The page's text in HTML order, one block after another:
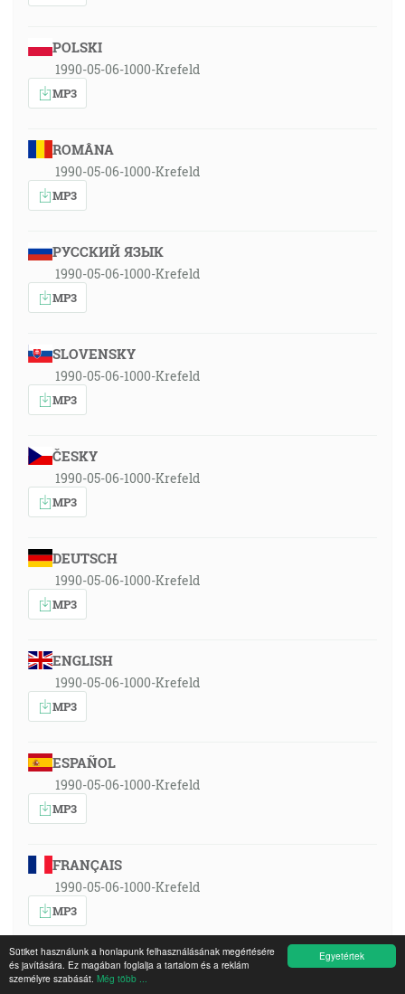
Egyetértek
Sütiket használunk a honlapunk felhasználásának megértésére
és javítására. Ez magában foglalja a tartalom és a reklám
személyre szabását. Még több ...
POLSKI
1990-05-06-1000-Krefeld
MP3
ROMÂNA
1990-05-06-1000-Krefeld
MP3
РУССКИЙ ЯЗЫК
1990-05-06-1000-Krefeld
MP3
SLOVENSKY
1990-05-06-1000-Krefeld
MP3
ČESKY
1990-05-06-1000-Krefeld
MP3
DEUTSCH
1990-05-06-1000-Krefeld
MP3
ENGLISH
1990-05-06-1000-Krefeld
MP3
ESPAÑOL
1990-05-06-1000-Krefeld
MP3
FRANÇAIS
1990-05-06-1000-Krefeld
MP3
SRPSKOHRVATSKI
1990-05-06-1000-Krefeld